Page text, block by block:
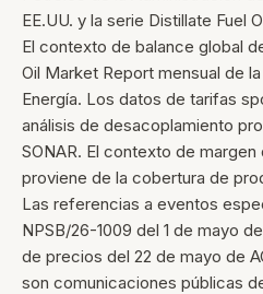
EE.UU. y la serie Distillate Fuel
El contexto de balance global
Oil Market Report mensual de
Energía. Los datos de tarifas
análisis de desacoplamiento
SONAR. El contexto de
proviene de la cobertura de
Las referencias a eventos
NPSB/26-1009 del 1 de mayo
de precios del 22 de mayo de
son comunicaciones públicas